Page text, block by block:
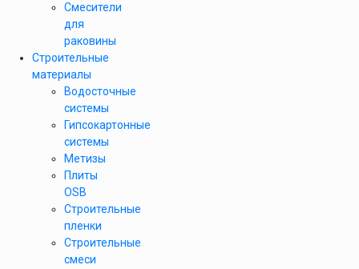
Смесители
для
раковины
Строительные
материалы
Водосточные
системы
Гипсокартонные
системы
Метизы
Плиты
OSB
Строительные
пленки
Строительные
смеси